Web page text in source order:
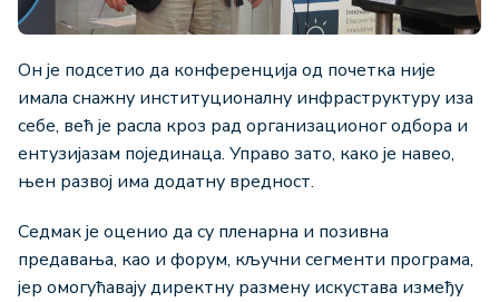
Он је подсетио да конференција од почетка није
имала снажну институционалну инфраструктуру иза
себе, већ је расла кроз рад организационог одбора и
ентузијазам појединаца. Управо зато, како је навео,
њен развој има додатну вредност.
Седмак је оценио да су пленарна и позивна
предавања, као и форум, кључни сегменти програма,
јер омогућавају директну размену искустава између